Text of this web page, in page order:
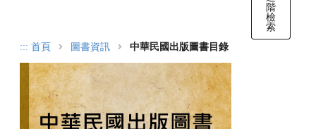
階
檢
索
::: 首頁 圖書資訊 中華民國出版圖書目錄